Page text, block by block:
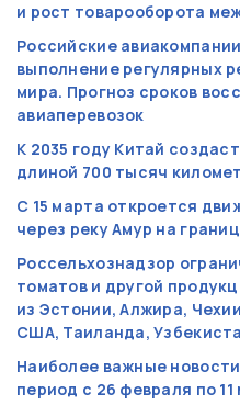
и рост товарооборота
Российские
выполнение регулярных
мира. Прогноз сроков
авиаперевозок
К 2035 году Китай
длиной 700 тысяч
С 15 марта откроется
через реку Амур на
Россельхознадзор
томатов и другой
из Эстонии, Алжира,
США, Таиланда,
Наиболее важные
период с 26 февраля по 11